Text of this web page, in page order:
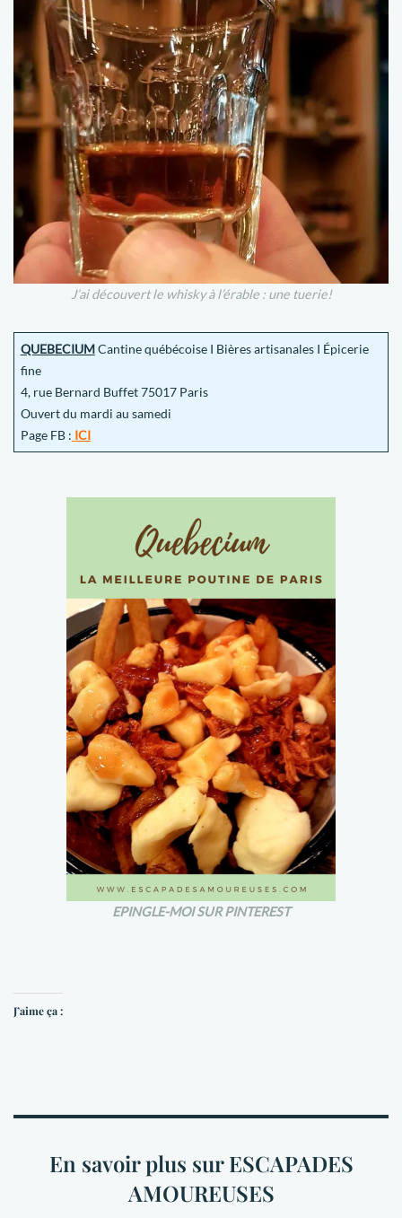
J’ai découvert le whisky à l’érable : une tuerie!
QUEBECIUMCantine québécoise I Bières artisanales I Épicerie
fine
4, rue Bernard Buffet 75017 Paris
Ouvert du mardi au samedi
Page FB : ICI
EPINGLE-MOI SUR PINTEREST
J’aime ça :
En savoir plus sur ESCAPADES
AMOUREUSES